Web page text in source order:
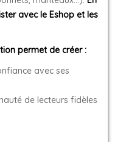
avec le Eshop et les
permet de créer :
avec ses
de lecteurs fidèles